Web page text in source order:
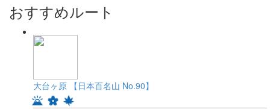
おすすめルート
大台ヶ原 【日本百名山 No.90】